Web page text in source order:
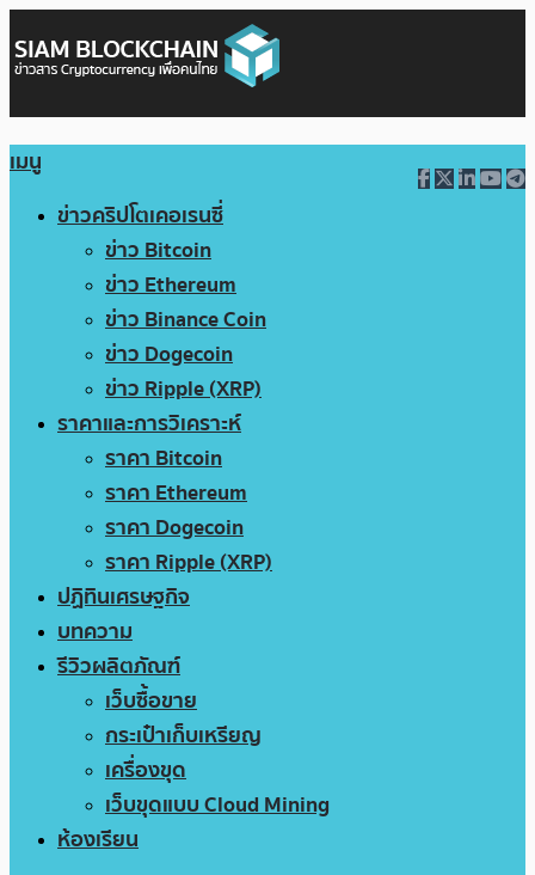
เมนู
ข่าวคริปโตเคอเรนซี่
ข่าว Bitcoin
ข่าว Ethereum
ข่าว Binance Coin
ข่าว Dogecoin
ข่าว Ripple (XRP)
ราคาและการวิเคราะห์
ราคา Bitcoin
ราคา Ethereum
ราคา Dogecoin
ราคา Ripple (XRP)
ปฏิทินเศรษฐกิจ
บทความ
รีวิวผลิตภัณฑ์
เว็บซื้อขาย
กระเป๋าเก็บเหรียญ
เครื่องขุด
เว็บขุดแบบ Cloud Mining
ห้องเรียน